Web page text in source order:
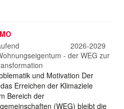
2026-2029
- der WEG zur
und Motivation Der
Erreichen der Klimaziele
Bereich der
(WEG) bleibt die